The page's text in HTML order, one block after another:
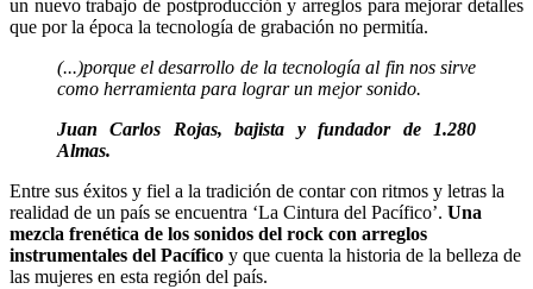
un nuevo trabajo de postproducción y arreglos para mejorar detalles
que por la época la tecnología de grabación no permitía.
(...)porque el desarrollo de la tecnología al fin nos sirve
como herramienta para lograr un mejor sonido.
Juan Carlos Rojas, bajista y fundador de 1.280
Almas.
Entre sus éxitos y fiel a la tradición de contar con ritmos y letras la
realidad de un país se encuentra ‘La Cintura del Pacífico’. Una
mezcla frenética de los sonidos del rock con arreglos
instrumentales del Pacífico y que cuenta la historia de la belleza de
las mujeres en esta región del país.